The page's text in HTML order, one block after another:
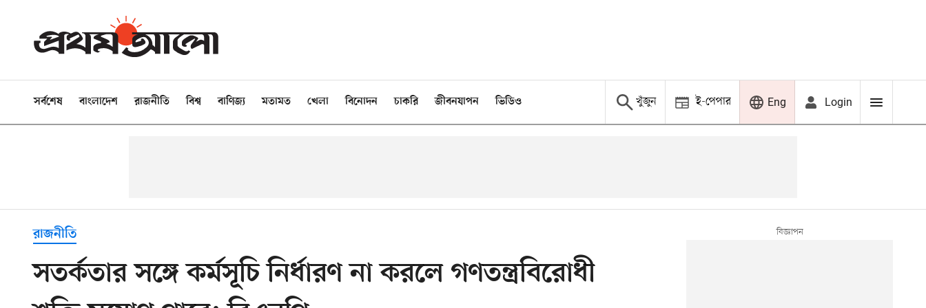
সর্বশেষ বাংলাদেশ রাজনীতি বিশ্ব বাণিজ্য মতামত খেলা বিনোদন চাকরি জীবনযাপন ভিডিও খুঁজুন ই-পেপার Eng Login
রাজনীতি
সতর্কতার সঙ্গে কর্মসূচি নির্ধারণ না করলে গণতন্ত্রবিরোধী